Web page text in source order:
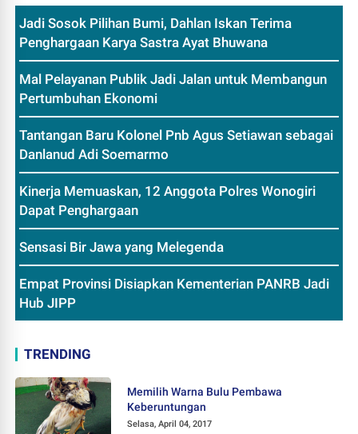
Jadi Sosok Pilihan Bumi, Dahlan Iskan Terima
Penghargaan Karya Sastra Ayat Bhuwana
Mal Pelayanan Publik Jadi Jalan untuk Membangun
Pertumbuhan Ekonomi
Tantangan Baru Kolonel Pnb Agus Setiawan sebagai
Danlanud Adi Soemarmo
Kinerja Memuaskan, 12 Anggota Polres Wonogiri
Dapat Penghargaan
Sensasi Bir Jawa yang Melegenda
Empat Provinsi Disiapkan Kementerian PANRB Jadi
Hub JIPP
TRENDING
Memilih Warna Bulu Pembawa
Keberuntungan
Selasa, April 04, 2017